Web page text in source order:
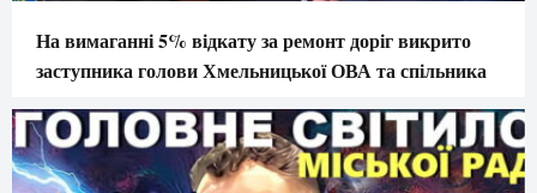
На вимаганні 5% відкату за ремонт доріг викрито
заступника голови Хмельницької ОВА та спільника